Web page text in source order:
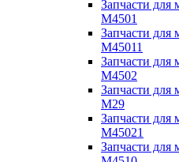
Запчасти для
M4501
Запчасти для
M45011
Запчасти для
M4502
Запчасти для
M29
Запчасти для
M45021
Запчасти для